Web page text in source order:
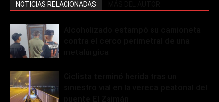
NOTICIAS RELACIONADAS